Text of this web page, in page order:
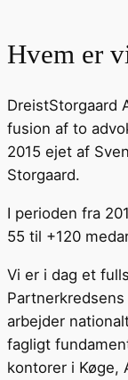
Hvem er
DreistStorgaard
fusion af to
2015 ejet af
Storgaard.
I perioden fra
55 til +120
Vi er i dag et
arbejder
fagligt
kontorer i Køge,